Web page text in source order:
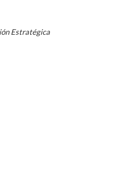
Estratégica